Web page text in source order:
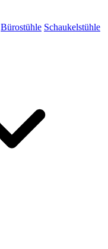
Bürostühle Schaukelstühle